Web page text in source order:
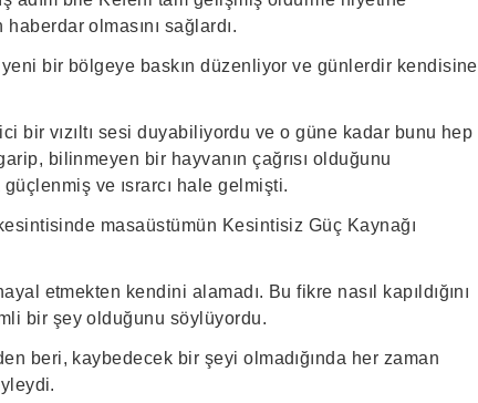
olmasını sağlardı.
bir bölgeye baskın düzenliyor ve günlerdir kendisine
bir vızıltı sesi duyabiliyordu ve o güne kadar bunu hep
bilinmeyen bir hayvanın çağrısı olduğunu
ve ısrarcı hale gelmişti.
masaüstümün Kesintisiz Güç Kaynağı
etmekten kendini alamadı. Bu fikre nasıl kapıldığını
bir şey olduğunu söylüyordu.
beri, kaybedecek bir şeyi olmadığında her zaman